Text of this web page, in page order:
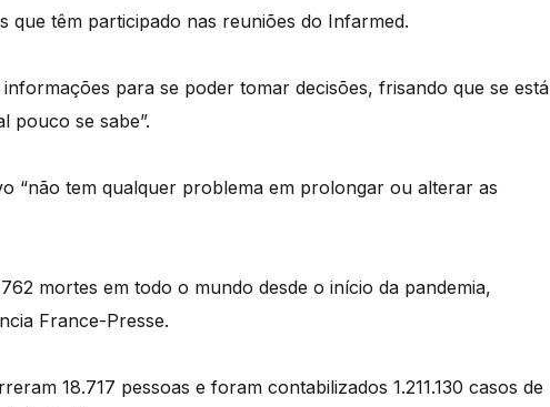
que têm participado nas reuniões do Infarmed.
para se poder tomar decisões, frisando que se está
pouco se sabe”.
“não tem qualquer problema em prolongar ou alterar as
mortes em todo o mundo desde o início da pandemia,
France-Presse.
18.717 pessoas e foram contabilizados 1.211.130 casos de